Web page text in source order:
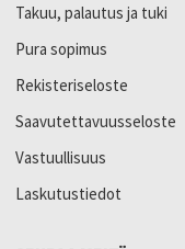
Takuu, palautus ja tuki
Pura sopimus
Rekisteriseloste
Saavutettavuusseloste
Vastuullisuus
Laskutustiedot